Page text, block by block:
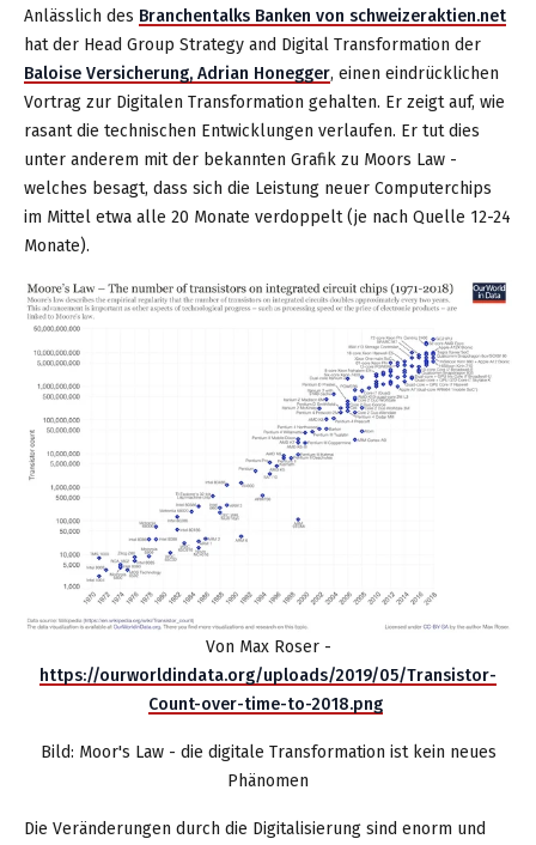
Anlässlich des Branchentalks Banken von schweizeraktien.net
hat der Head Group Strategy and Digital Transformation der
Baloise Versicherung, Adrian Honegger, einen eindrücklichen
Vortrag zur Digitalen Transformation gehalten. Er zeigt auf, wie
rasant die technischen Entwicklungen verlaufen. Er tut dies
unter anderem mit der bekannten Grafik zu Moors Law -
welches besagt, dass sich die Leistung neuer Computerchips
im Mittel etwa alle 20 Monate verdoppelt (je nach Quelle 12-24
Monate).
Von Max Roser -
https://ourworldindata.org/uploads/2019/05/Transistor-
Count-over-time-to-2018.png
Bild: Moor's Law - die digitale Transformation ist kein neues
Phänomen
Die Veränderungen durch die Digitalisierung sind enorm und